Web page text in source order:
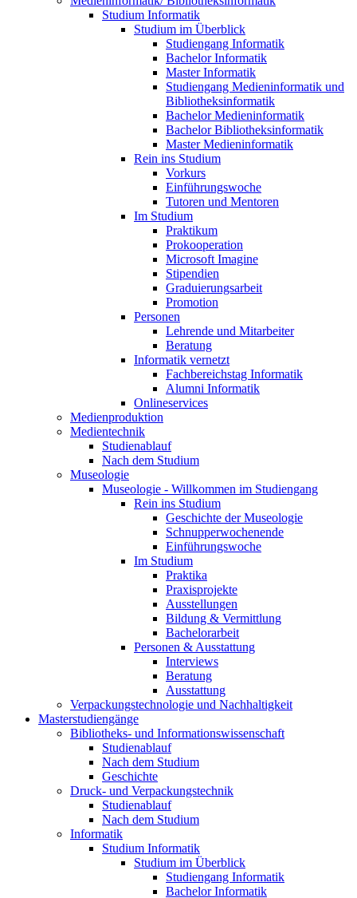
Studium Informatik
Studium im Überblick
Studiengang Informatik
Bachelor Informatik
Master Informatik
Studiengang Medieninformatik und
Bibliotheksinformatik
Bachelor Medieninformatik
Bachelor Bibliotheksinformatik
Master Medieninformatik
Rein ins Studium
Vorkurs
Einführungswoche
Tutoren und Mentoren
Im Studium
Praktikum
Prokooperation
Microsoft Imagine
Stipendien
Graduierungsarbeit
Promotion
Personen
Lehrende und Mitarbeiter
Beratung
Informatik vernetzt
Fachbereichstag Informatik
Alumni Informatik
Onlineservices
Medienproduktion
Medientechnik
Studienablauf
Nach dem Studium
Museologie
Museologie - Willkommen im Studiengang
Rein ins Studium
Geschichte der Museologie
Schnupperwochenende
Einführungswoche
Im Studium
Praktika
Praxisprojekte
Ausstellungen
Bildung & Vermittlung
Bachelorarbeit
Personen & Ausstattung
Interviews
Beratung
Ausstattung
Verpackungstechnologie und Nachhaltigkeit
Masterstudiengänge
Bibliotheks- und Informationswissenschaft
Studienablauf
Nach dem Studium
Geschichte
Druck- und Verpackungstechnik
Studienablauf
Nach dem Studium
Informatik
Studium Informatik
Studium im Überblick
Studiengang Informatik
Bachelor Informatik